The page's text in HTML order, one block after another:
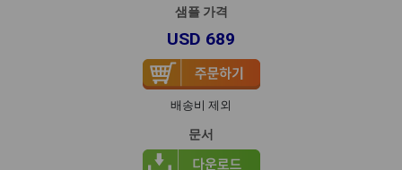
샘플 가격
USD 689
배송비 제외
문서